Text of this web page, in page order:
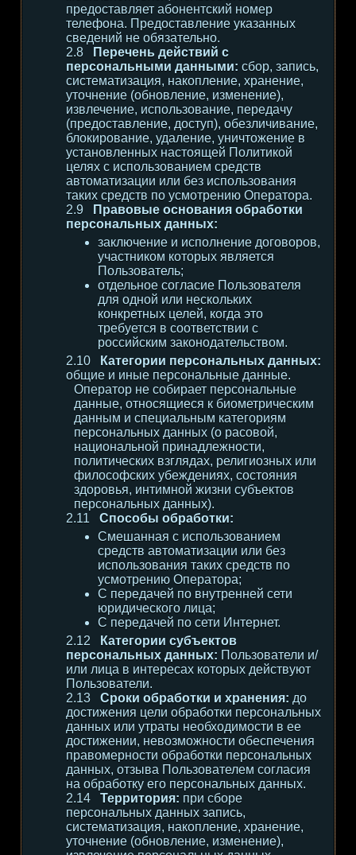
предоставляет абонентский номер
телефона. Предоставление указанных
сведений не обязательно.
Перечень действий с
персональными данными: сбор, запись,
систематизация, накопление, хранение,
уточнение (обновление, изменение),
извлечение, использование, передачу
(предоставление, доступ), обезличивание,
блокирование, удаление, уничтожение в
установленных настоящей Политикой
целях с использованием средств
автоматизации или без использования
таких средств по усмотрению Оператора.
Правовые основания обработки
персональных данных:
заключение и исполнение договоров,
участником которых является
Пользователь;
отдельное согласие Пользователя
для одной или нескольких
конкретных целей, когда это
требуется в соответствии с
российским законодательством.
Категории персональных данных:
общие и иные персональные данные.
Оператор не собирает персональные
данные, относящиеся к биометрическим
данным и специальным категориям
персональных данных (о расовой,
национальной принадлежности,
политических взглядах, религиозных или
философских убеждениях, состояния
здоровья, интимной жизни субъектов
персональных данных).
Способы обработки:
Смешанная с использованием
средств автоматизации или без
использования таких средств по
усмотрению Оператора;
С передачей по внутренней сети
юридического лица;
С передачей по сети Интернет.
Категории субъектов
персональных данных: Пользователи и/
или лица в интересах которых действуют
Пользователи.
Сроки обработки и хранения: до
достижения цели обработки персональных
данных или утраты необходимости в ее
достижении, невозможности обеспечения
правомерности обработки персональных
данных, отзыва Пользователем согласия
на обработку его персональных данных.
Территория: при сборе
персональных данных запись,
систематизация, накопление, хранение,
уточнение (обновление, изменение),